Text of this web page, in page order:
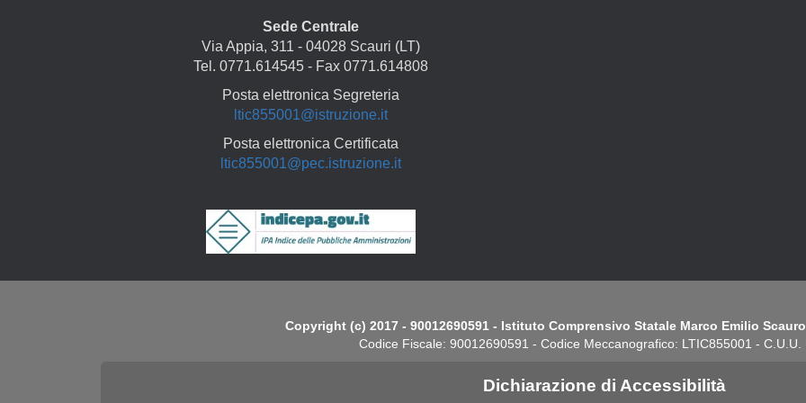
Sede Centrale
Via Appia, 311 - 04028 Scauri (LT)
Tel. 0771.614545 - Fax 0771.614808
Posta elettronica Segreteria
ltic855001@istruzione.it
Posta elettronica Certificata
ltic855001@pec.istruzione.it
Copyright (c) 2017 - 90012690591 - Istituto Comprensivo Statale Marco Emilio
Codice Fiscale: 90012690591 - Codice Meccanografico: LTIC855001 - C.U.U.
Dichiarazione di Accessibilità